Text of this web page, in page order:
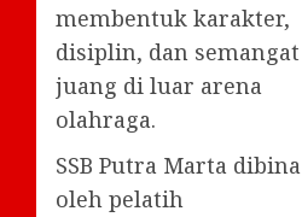
membentuk karakter,
disiplin, dan semangat
juang di luar arena
olahraga.
SSB Putra Marta dibina
oleh pelatih